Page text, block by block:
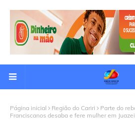
Página inicial Região do Cariri
Parte do
Franciscanos desaba e fere mulher em